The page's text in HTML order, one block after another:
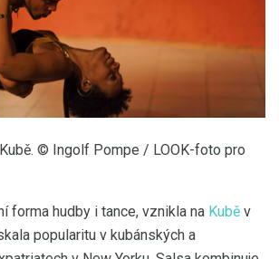
© Ingolf Pompe / LOOK-foto pro
forma hudby i tance, vznikla na Kubě v
popularitu v kubánských a